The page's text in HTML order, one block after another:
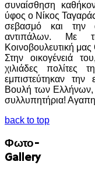
συναίσθηση
ύφος ο Νίκος
σεβασμό και την
αντιπάλων. Με
Κοινοβουλευτική
Στην οικογένειά
χιλιάδες πολίτες
εμπιστεύτηκαν
Βουλή των Ελλήνων,
συλλυπητήρια!
back to top
Φωτο-
Gallery